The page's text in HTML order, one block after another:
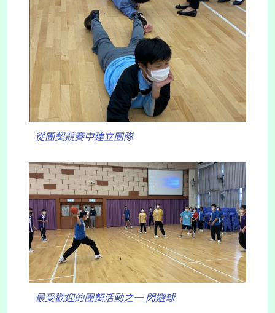
從團契競賽中建立團隊
最受歡迎的團契活動之一 閃避球